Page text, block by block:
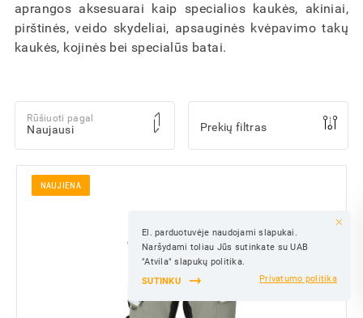
aprangos aksesuarai kaip specialios kaukės, akiniai,
pirštinės, veido skydeliai, apsauginės kvėpavimo takų
kaukės, kojinės bei specialūs batai.
Rūšiuoti pagal
Prekių filtras
NAUJIENA
El. parduotuvėje naudojami slapukai.
Naršydami toliau Jūs sutinkate su UAB
"Atvila" slapukų politika.
SUTINKU
Privatumo politika
IŠSAUGOTI
IŠSAUGOTI